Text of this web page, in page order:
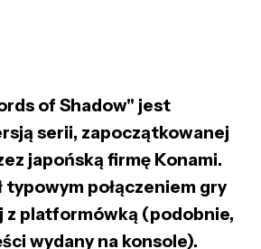
of Shadow" jest
serii, zapoczątkowanej
japońską firmę Konami.
typowym połączeniem gry
z platformówką (podobnie,
wydany na konsole).